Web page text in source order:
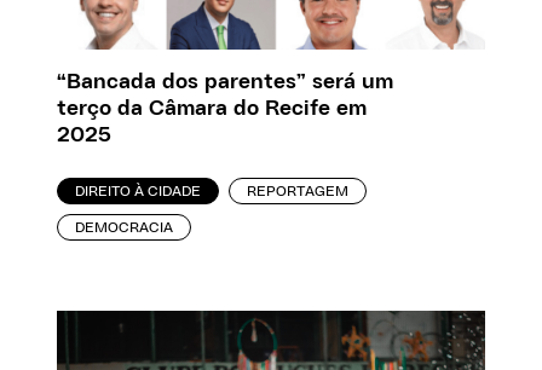
“Bancada dos parentes” será um
terço da Câmara do Recife em
2025
DIREITO À CIDADE REPORTAGEM
DEMOCRACIA